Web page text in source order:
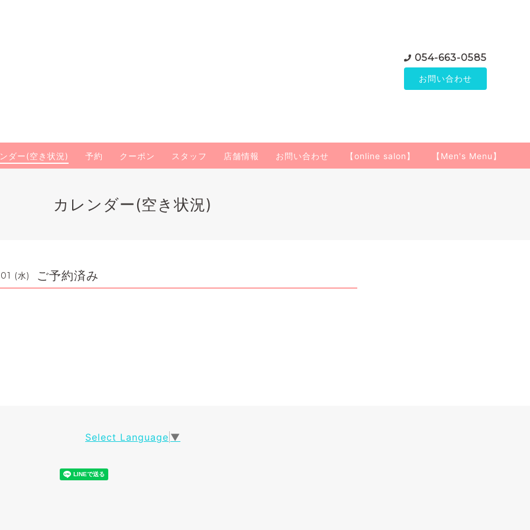
054-663-0585
お問い合わせ
ダー(空き状況) 予約 クーポン スタッフ 店舗情報 お問い合わせ 【online salon】 【Men's Menu】
カレンダー(空き状況)
(水) ご予約済み
Select Language ▼